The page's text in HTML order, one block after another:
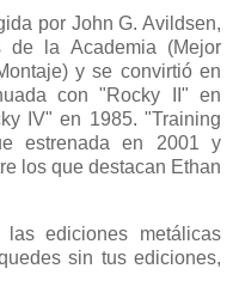
por John G. Avildsen,
de la Academia (Mejor
y se convirtió en
con "Rocky II" en
IV" en 1985. "Training
estrenada en 2001 y
los que destacan Ethan
ediciones metálicas
sin tus ediciones,